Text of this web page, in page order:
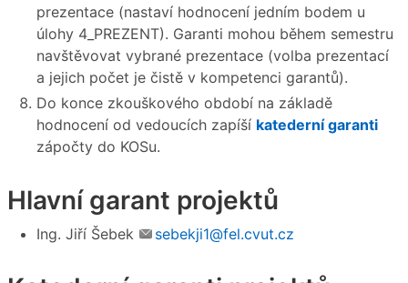
prezentace (nastaví hodnocení jedním bodem u
úlohy 4_PREZENT). Garanti mohou během semestru
navštěvovat vybrané prezentace (volba prezentací
a jejich počet je čistě v kompetenci garantů).
Do konce zkouškového období na základě
hodnocení od vedoucích zapíší katederní garanti
zápočty do KOSu.
Hlavní garant projektů
Ing. Jiří Šebek sebekji1@fel.cvut.cz